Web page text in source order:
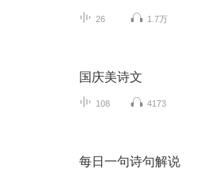
26 1.7万
国庆美诗文
108 4173
每日一句诗句解说